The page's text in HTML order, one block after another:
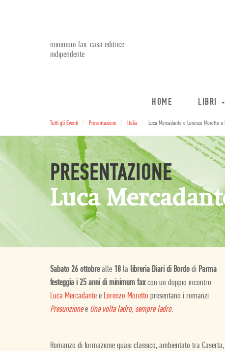
minimum fax: casa editrice
indipendente
HOME LIBRI
Tutti gli Eventi Presentazione Italia Luca Mercadante e Lorenzo Moretto a
PRESENTAZIONE
Luca
Sabato 26 ottobrealle 18 la libreria Diari di Bordo di Parma
festeggia i 25 anni di minimum faxcon un doppio incontro:
Luca Mercadante e Lorenzo Moretto presentano i romanzi
Presunzionee Una volta ladro, sempre ladro.
Romanzo di formazione quasi classico, ambientato tra Caserta,